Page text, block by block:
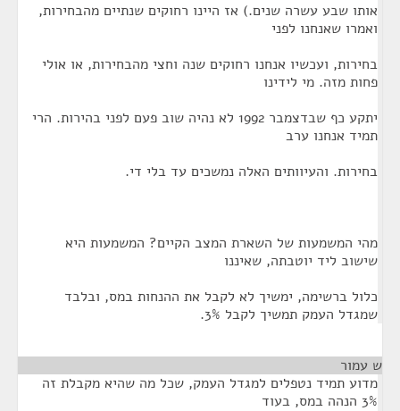
אותו שבע עשרה שנים.) אז היינו רחוקים שנתיים מהבחירות,
ואמרו שאנחנו לפני
בחירות, ועכשיו אנחנו רחוקים שנה וחצי מהבחירות, או אולי
פחות מזה. מי לידינו
יתקע כף שבדצמבר 1992 לא נהיה שוב פעם לפני בהירות. הרי
תמיד אנחנו ערב
בחירות. והעיוותים האלה נמשכים עד בלי די.
מהי המשמעות של השארת המצב הקיים? המשמעות היא
שישוב ליד יוטבתה, שאיננו
כלול ברשימה, ימשיך לא לקבל את ההנחות במס, ובלבד
שמגדל העמק תמשיך לקבל 3%.
ש עמור
מדוע תמיד נטפלים למגדל העמק, שכל מה שהיא מקבלת זה
3% הנהה במס, בעוד